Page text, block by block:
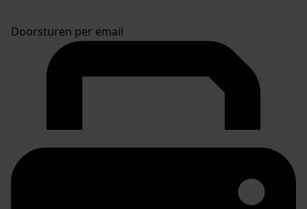
Doorsturen per email